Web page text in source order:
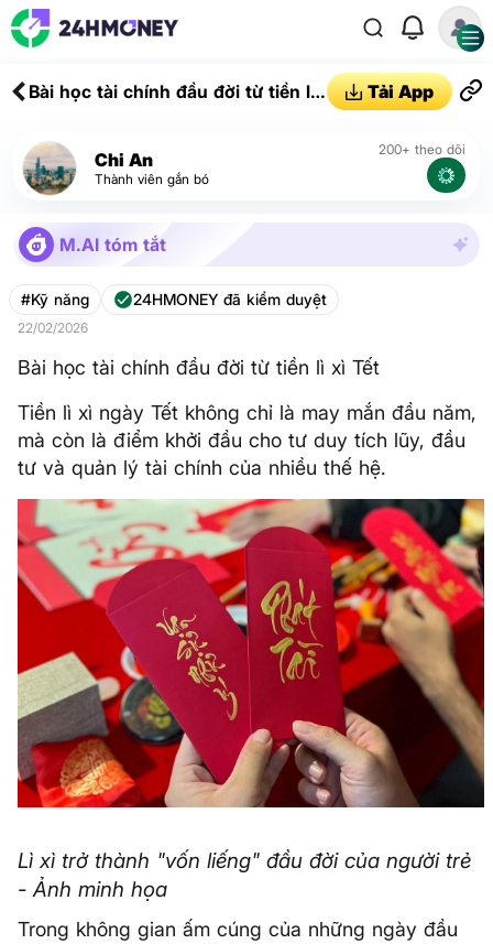
Bài học tài chính đầu đời từ tiền lì
Tải App
Chi An
Thành viên gắn bó
200+ theo dõi
M.AI tóm tắt
#Kỹ năng 24HMONEY đã kiểm duyệt
22/02/2026
Bài học tài chính đầu đời từ tiền lì xì Tết
Tiền lì xì ngày Tết không chỉ là may mắn đầu năm,
mà còn là điểm khởi đầu cho tư duy tích lũy, đầu
tư và quản lý tài chính của nhiều thế hệ.
Lì xì trở thành "vốn liếng" đầu đời của người trẻ
- Ảnh minh họa
Trong không gian ấm cúng của những ngày đầu